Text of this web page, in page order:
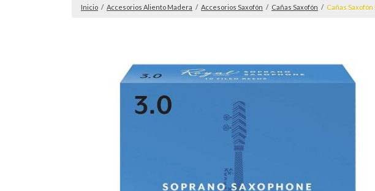
Inicio / Accesorios Aliento Madera / Accesorios Saxofón / Cañas Saxofón / Cañas Saxofón